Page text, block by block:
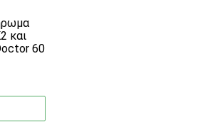
και
60